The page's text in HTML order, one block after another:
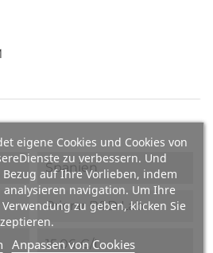
eigene Cookies und Cookies von
zu verbessern. Und
auf Ihre Vorlieben, indem
navigation. Um Ihre
zu geben, klicken Sie
Anpassen von Cookies
Spanien
Priorar B&D Lab
15.06 €/l